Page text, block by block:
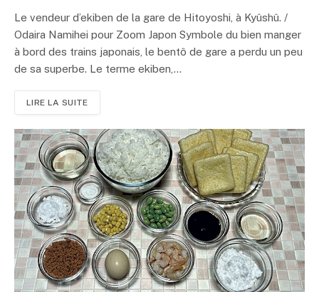
Le vendeur d’ekiben de la gare de Hitoyoshi, à Kyûshû. /
Odaira Namihei pour Zoom Japon Symbole du bien manger
à bord des trains japonais, le bentô de gare a perdu un peu
de sa superbe. Le terme ekiben,...
LIRE LA SUITE